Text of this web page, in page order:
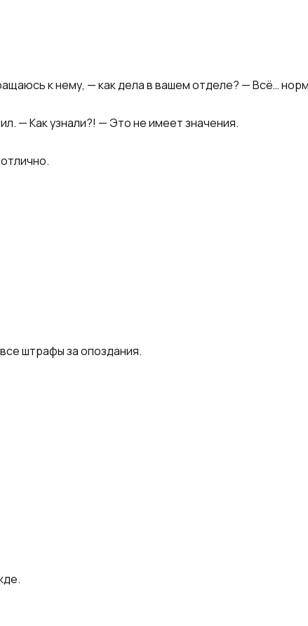
к нему, — как дела в вашем отделе? — Всё…
— Как узнали?! — Это не имеет значения.
штрафы за опоздания.